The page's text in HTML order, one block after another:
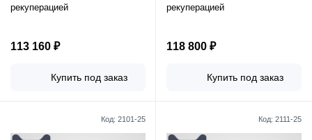
рекуперацией
113 160 ₽
Купить под заказ
рекуперацией
118 800 ₽
Купить под заказ
Код: 2101-25 Код: 2111-25